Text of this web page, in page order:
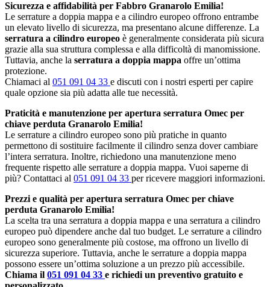
Sicurezza e affidabilità per Fabbro Granarolo Emilia!
Le serrature a doppia mappa e a cilindro europeo offrono entrambe
un elevato livello di sicurezza, ma presentano alcune differenze. La
serratura a cilindro europeo è generalmente considerata più sicura
grazie alla sua struttura complessa e alla difficoltà di manomissione.
Tuttavia, anche la serratura a doppia mappa offre un’ottima
protezione.
Chiamaci al 051 091 04 33 e discuti con i nostri esperti per capire
quale opzione sia più adatta alle tue necessità.
Praticità e manutenzione per apertura serratura Omec per
chiave perduta Granarolo Emilia!
Le serrature a cilindro europeo sono più pratiche in quanto
permettono di sostituire facilmente il cilindro senza dover cambiare
l’intera serratura. Inoltre, richiedono una manutenzione meno
frequente rispetto alle serrature a doppia mappa. Vuoi saperne di
più? Contattaci al 051 091 04 33 per ricevere maggiori informazioni.
Prezzi e qualità per apertura serratura Omec per chiave
perduta Granarolo Emilia!
La scelta tra una serratura a doppia mappa e una serratura a cilindro
europeo può dipendere anche dal tuo budget. Le serrature a cilindro
europeo sono generalmente più costose, ma offrono un livello di
sicurezza superiore. Tuttavia, anche le serrature a doppia mappa
possono essere un’ottima soluzione a un prezzo più accessibile.
Chiama il 051 091 04 33 e richiedi un preventivo gratuito e